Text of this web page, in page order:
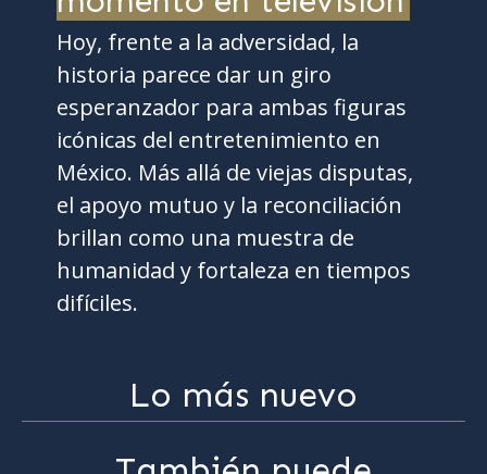
Hoy, frente a la adversidad, la
historia parece dar un giro
esperanzador para ambas figuras
icónicas del entretenimiento en
México. Más allá de viejas disputas,
el apoyo mutuo y la reconciliación
brillan como una muestra de
humanidad y fortaleza en tiempos
difíciles.
Lo más nuevo